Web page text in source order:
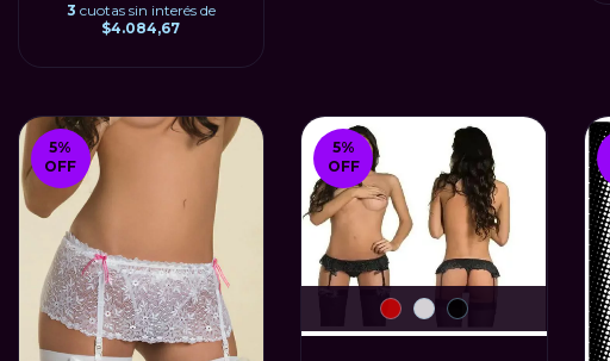
3 cuotas sin interés de
$4.084,67
5%
OFF
5%
OFF